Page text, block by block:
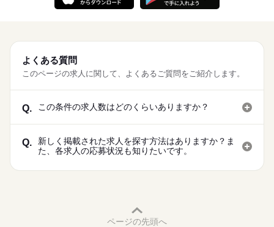
よくある質問
このページの求人に関して、よくあるご質問をご紹介します。
Q. この条件の求人数はどのくらいありますか？
Q.
新しく掲載された求人を探す方法はありますか？ま
た、各求人の応募状況も知りたいです。
ページの先頭へ